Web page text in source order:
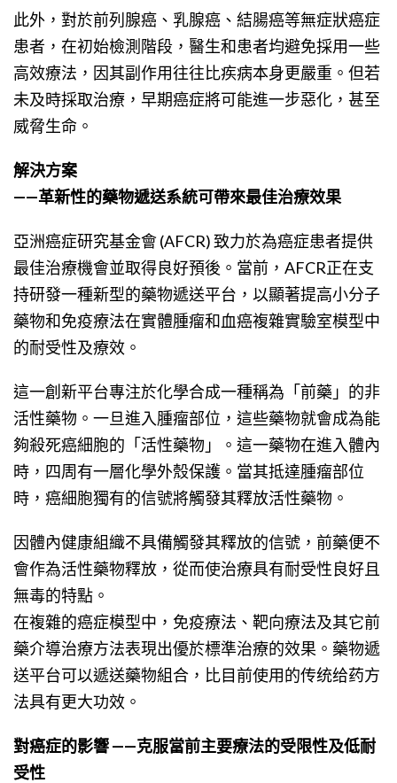
此外，對於前列腺癌、乳腺癌、結腸癌等無症狀癌症
患者，在初始檢測階段，醫生和患者均避免採用一些
高效療法，因其副作用往往比疾病本身更嚴重。但若
未及時採取治療，早期癌症將可能進一步惡化，甚至
威脅生命。
解決方案
——革新性的藥物遞送系統可帶來最佳治療效果
亞洲癌症研究基金會 (AFCR) 致力於為癌症患者提供
最佳治療機會並取得良好預後。當前，AFCR正在支
持研發一種新型的藥物遞送平台，以顯著提高小分子
藥物和免疫療法在實體腫瘤和血癌複雜實驗室模型中
的耐受性及療效。
這一創新平台專注於化學合成一種稱為「前藥」的非
活性藥物。一旦進入腫瘤部位，這些藥物就會成為能
夠殺死癌細胞的「活性藥物」。這一藥物在進入體內
時，四周有一層化學外殼保護。當其抵達腫瘤部位
時，癌細胞獨有的信號將觸發其釋放活性藥物。
因體內健康組織不具備觸發其釋放的信號，前藥便不
會作為活性藥物釋放，從而使治療具有耐受性良好且
無毒的特點。
在複雜的癌症模型中，免疫療法、靶向療法及其它前
藥介導治療方法表現出優於標準治療的效果。藥物遞
送平台可以遞送藥物組合，比目前使用的传统给药方
法具有更大功效。
對癌症的影響 ——克服當前主要療法的受限性及低耐
受性